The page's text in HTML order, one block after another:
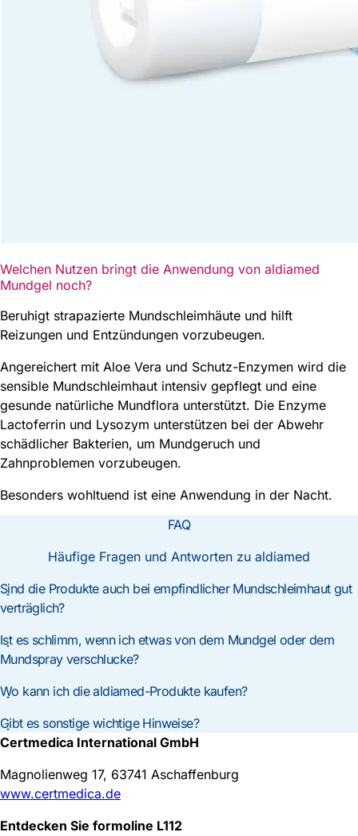
Welchen Nutzen bringt die Anwendung von aldiamed
Mundgel noch?
Beruhigt strapazierte Mundschleimhäute und hilft
Reizungen und Entzündungen vorzubeugen.
Angereichert mit Aloe Vera und Schutz-Enzymen wird die
sensible Mundschleimhaut intensiv gepflegt und eine
gesunde natürliche Mundflora unterstützt. Die Enzyme
Lactoferrin und Lysozym unterstützen bei der Abwehr
schädlicher Bakterien, um Mundgeruch und
Zahnproblemen vorzubeugen.
Besonders wohltuend ist eine Anwendung in der Nacht.
FAQ
Häufige Fragen und Antworten zu aldiamed
Sind die Produkte auch bei empfindlicher Mundschleimhaut gut
verträglich?
Ist es schlimm, wenn ich etwas von dem Mundgel oder dem
Mundspray verschlucke?
Wo kann ich diealdiamed-Produkte kaufen?
Gibt es sonstige wichtige Hinweise?
Certmedica International GmbH
Magnolienweg 17, 63741 Aschaffenburg
www.certmedica.de
Entdecken Sie formoline L112